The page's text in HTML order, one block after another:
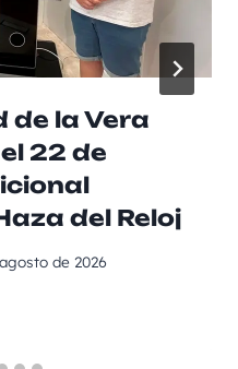
de la Vera
22 de
del Reloj
de 2026